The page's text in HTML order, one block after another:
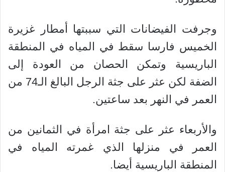
وجرفت الفيضانات التي سببتها أمطار غزيرة
الخميس فارسا سقط في المياه في المنطقة
الباريسية وتمكن الحصان من العودة إلى
الضفة لكن عثر على جثة الرجل البالغ الـ74 من
العمر في النهر بعد ساعتين.
والأربعاء عثر على جثة امرأة في الثمانين من
العمر في منزلها الذي غمرته المياه في
المنطقة الباريسية أيضا.